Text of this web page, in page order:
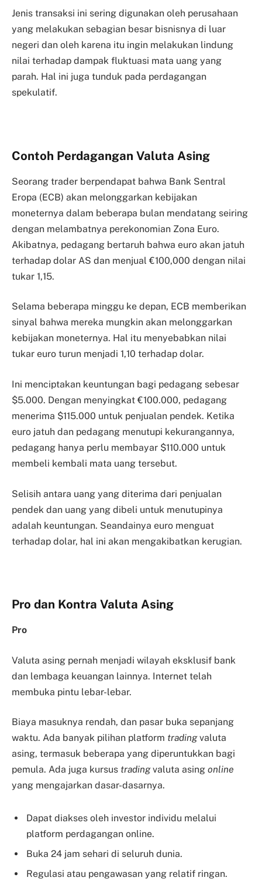
Jenis transaksi ini sering digunakan oleh perusahaan
yang melakukan sebagian besar bisnisnya di luar
negeri dan oleh karena itu ingin melakukan lindung
nilai terhadap dampak fluktuasi mata uang yang
parah. Hal ini juga tunduk pada perdagangan
spekulatif.
Contoh Perdagangan Valuta Asing
Seorang trader berpendapat bahwa Bank Sentral
Eropa (ECB) akan melonggarkan kebijakan
moneternya dalam beberapa bulan mendatang seiring
dengan melambatnya perekonomian Zona Euro.
Akibatnya, pedagang bertaruh bahwa euro akan jatuh
terhadap dolar AS dan menjual €100,000 dengan nilai
tukar 1,15.
Selama beberapa minggu ke depan, ECB memberikan
sinyal bahwa mereka mungkin akan melonggarkan
kebijakan moneternya. Hal itu menyebabkan nilai
tukar euro turun menjadi 1,10 terhadap dolar.
Ini menciptakan keuntungan bagi pedagang sebesar
$5.000. Dengan menyingkat €100.000, pedagang
menerima $115.000 untuk penjualan pendek. Ketika
euro jatuh dan pedagang menutupi kekurangannya,
pedagang hanya perlu membayar $110.000 untuk
membeli kembali mata uang tersebut.
Selisih antara uang yang diterima dari penjualan
pendek dan uang yang dibeli untuk menutupinya
adalah keuntungan. Seandainya euro menguat
terhadap dolar, hal ini akan mengakibatkan kerugian.
Pro dan Kontra Valuta Asing
Pro
Valuta asing pernah menjadi wilayah eksklusif bank
dan lembaga keuangan lainnya. Internet telah
membuka pintu lebar-lebar.
Biaya masuknya rendah, dan pasar buka sepanjang
waktu. Ada banyak pilihan platform tradingvaluta
asing, termasuk beberapa yang diperuntukkan bagi
pemula. Ada juga kursus tradingvaluta asing online
yang mengajarkan dasar-dasarnya.
Dapat diakses oleh investor individu melalui
platform perdagangan online.
Buka 24 jam sehari di seluruh dunia.
Regulasi atau pengawasan yang relatif ringan.